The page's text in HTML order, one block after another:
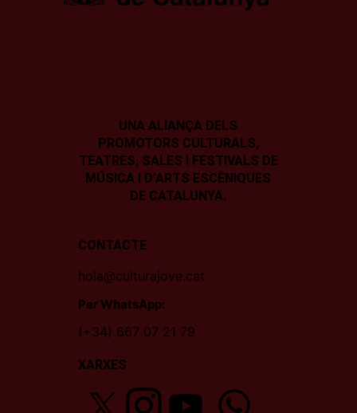
UNA ALIANÇA DELS
PROMOTORS CULTURALS,
TEATRES, SALES I FESTIVALS DE
MÚSICA I D’ARTS ESCÈNIQUES
DE CATALUNYA.
CONTACTE
hola@culturajove.cat
Per WhatsApp:
(+34) 667 07 21 79
XARXES